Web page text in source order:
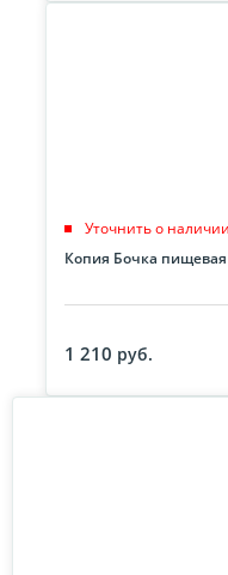
Уточнить о наличии
Копия Бочка
1 210 руб.